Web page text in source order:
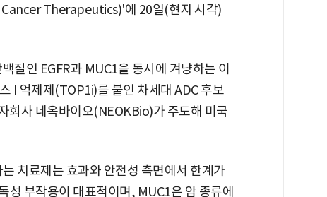
Therapeutics)'에 20일(현지 시각)
질인 EGFR과 MUC1을 동시에 겨냥하는 이
I 억제제(TOP1i)를 붙인 차세대 ADC 후보
회사 네옥바이오(NEOKBio)가 주도해 미국
치료제는 효과와 안전성 측면에서 한계가
성 부작용이 대표적이며, MUC1은 암 종류에